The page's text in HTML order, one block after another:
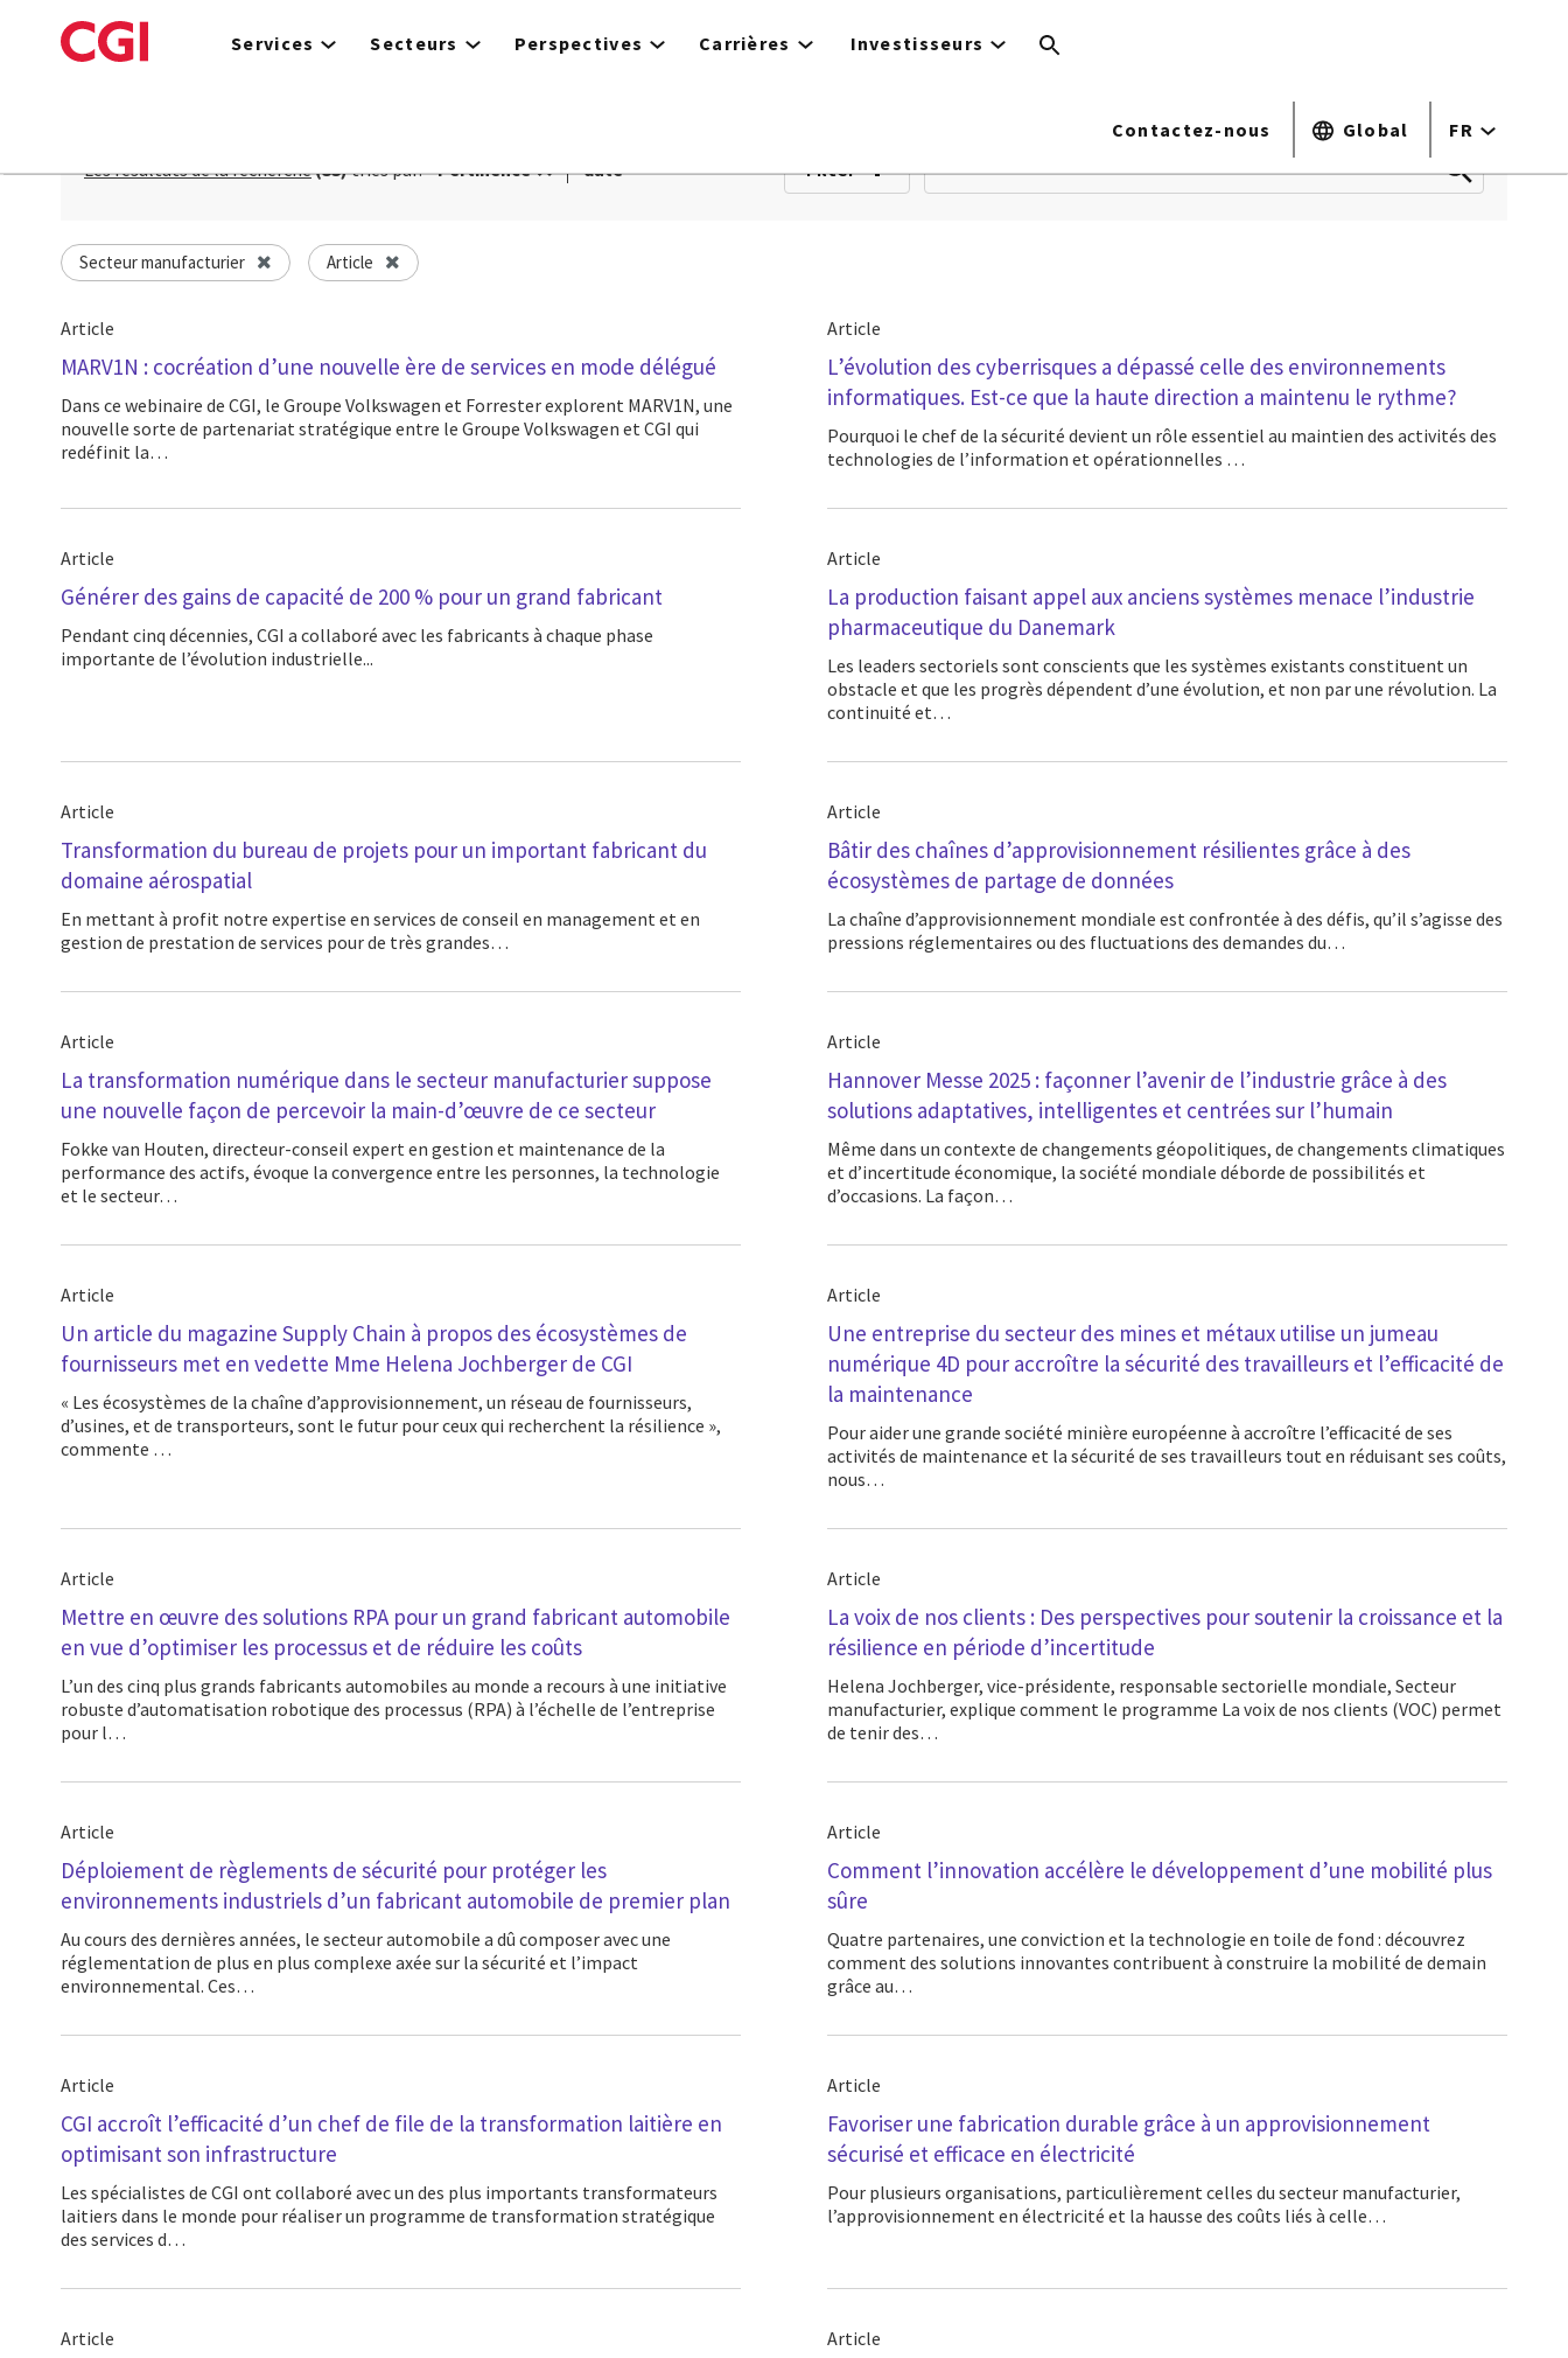
to
Services Secteurs Perspectives Carrières Investisseurs
Contactez-nous Global
FR
Les résultats de la recherche(33)triés par: Pertinence date Filter
Secteur manufacturier Article
Article
MARV1N : cocréation d’une nouvelle ère de services en mode délégué
Dans ce webinaire de CGI, le Groupe Volkswagen et Forrester explorent MARV1N, une
nouvelle sorte de partenariat stratégique entre le Groupe Volkswagen et CGI qui
redéfinit la…
Article
L’évolution des cyberrisques a dépassé celle des environnements
informatiques. Est-ce que la haute direction a maintenu le rythme?
Pourquoi le chef de la sécurité devient un rôle essentiel au maintien des activités des
technologies de l’information et opérationnelles …
Article
Générer des gains de capacité de 200 % pour un grand fabricant
Pendant cinq décennies, CGI a collaboré avec les fabricants à chaque phase
importante de l’évolution industrielle...
Article
La production faisant appel aux anciens systèmes menace l’industrie
pharmaceutique du Danemark
Les leaders sectoriels sont conscients que les systèmes existants constituent un
obstacle et que les progrès dépendent d’une évolution, et non par une révolution. La
continuité et…
Article
Transformation du bureau de projets pour un important fabricant du
domaine aérospatial
En mettant à profit notre expertise en services de conseil en management et en
gestion de prestation de services pour de très grandes…
Article
Bâtir des chaînes d’approvisionnement résilientes grâce à des
écosystèmes de partage de données
La chaîne d’approvisionnement mondiale est confrontée à des défis, qu’il s’agisse des
pressions réglementaires ou des fluctuations des demandes du…
Article
La transformation numérique dans le secteur manufacturier suppose
une nouvelle façon de percevoir la main-d’œuvre de ce secteur
Fokke van Houten, directeur-conseil expert en gestion et maintenance de la
performance des actifs, évoque la convergence entre les personnes, la technologie
et le secteur…
Article
Hannover Messe 2025 : façonner l’avenir de l’industrie grâce à des
solutions adaptatives, intelligentes et centrées sur l’humain
Même dans un contexte de changements géopolitiques, de changements climatiques
et d’incertitude économique, la société mondiale déborde de possibilités et
d’occasions. La façon…
Article
Un article du magazine Supply Chain à propos des écosystèmes de
fournisseurs met en vedette Mme Helena Jochberger de CGI
« Les écosystèmes de la chaîne d’approvisionnement, un réseau de fournisseurs,
d’usines, et de transporteurs, sont le futur pour ceux qui recherchent la résilience »,
commente …
Article
Une entreprise du secteur des mines et métaux utilise un jumeau
numérique 4D pour accroître la sécurité des travailleurs et l’efficacité de
la maintenance
Pour aider une grande société minière européenne à accroître l’efficacité de ses
activités de maintenance et la sécurité de ses travailleurs tout en réduisant ses coûts,
nous…
Article
Mettre en œuvre des solutions RPA pour un grand fabricant automobile
en vue d’optimiser les processus et de réduire les coûts
L’un des cinq plus grands fabricants automobiles au monde a recours à une initiative
robuste d’automatisation robotique des processus (RPA) à l’échelle de l’entreprise
pour l…
Article
La voix de nos clients : Des perspectives pour soutenir la croissance et la
résilience en période d’incertitude
Helena Jochberger, vice-présidente, responsable sectorielle mondiale, Secteur
manufacturier, explique comment le programme La voix de nos clients (VOC) permet
de tenir des…
Article
Déploiement de règlements de sécurité pour protéger les
environnements industriels d’un fabricant automobile de premier plan
Au cours des dernières années, le secteur automobile a dû composer avec une
réglementation de plus en plus complexe axée sur la sécurité et l’impact
environnemental. Ces…
Article
Comment l’innovation accélère le développement d’une mobilité plus
sûre
Quatre partenaires, une conviction et la technologie en toile de fond : découvrez
comment des solutions innovantes contribuent à construire la mobilité de demain
grâce au…
Article
CGI accroît l’efficacité d’un chef de file de la transformation laitière en
optimisant son infrastructure
Les spécialistes de CGI ont collaboré avec un des plus importants transformateurs
laitiers dans le monde pour réaliser un programme de transformation stratégique
des services d…
Article
Favoriser une fabrication durable grâce à un approvisionnement
sécurisé et efficace en électricité
Pour plusieurs organisations, particulièrement celles du secteur manufacturier,
l’approvisionnement en électricité et la hausse des coûts liés à celle…
Article Article